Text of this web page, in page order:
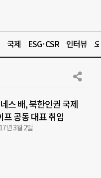
국제 ESG·CSR 인터뷰
스 배, 북한인권 국제
프 공동 대표 취임
년 3월 2일